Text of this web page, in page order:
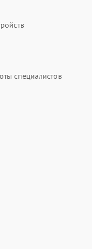
специалистов